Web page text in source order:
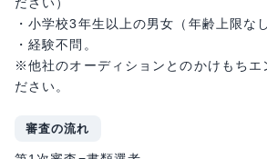
ださい）
・小学校3年生以上の男女（年齢上限なし
・経験不問。
※他社のオーディションとのかけもちエ
ださい。
審査の流れ